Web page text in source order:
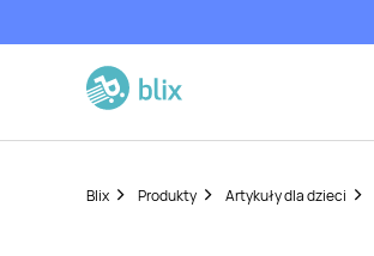
Blix Produkty Artykuły dla dzieci